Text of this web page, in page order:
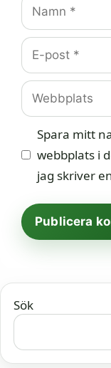
E-
post
Webbplats
Spara mitt
webbplats i
jag skriver
Sök